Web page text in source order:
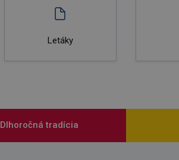
Letáky
Dlhoročná tradícia